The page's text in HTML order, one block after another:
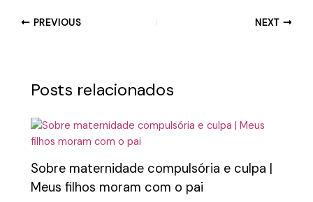
PREVIOUS NEXT
Posts relacionados
Sobre maternidade compulsória e culpa |
Meus filhos moram com o pai